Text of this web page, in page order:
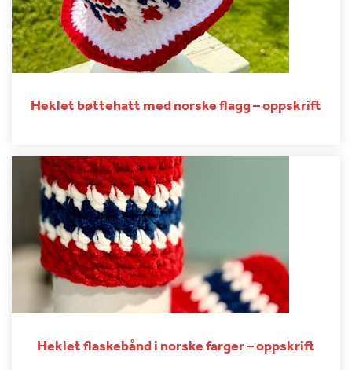
Heklet bøttehatt med norske flagg – oppskrift
Heklet flaskebånd i norske farger – oppskrift